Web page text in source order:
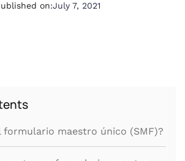
on:July 7, 2021
formulario maestro único (SMF)?